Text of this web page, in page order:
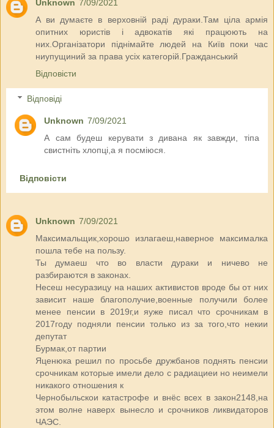
Unknown 7/09/2021
А ви думаєте в верховній раді дураки.Там ціла армія
опитних юристів і адвокатів які працюють на
них.Організатори піднімайте людей на Київ поки час
ниупущиний за права усіх категорій.Гражданський
Відповісти
Відповіді
Unknown 7/09/2021
А сам будеш керувати з дивана як завжди, тіпа
свистніть хлопці,а я посміюся.
Відповісти
Unknown 7/09/2021
Максимальщик,хорошо излагаеш,наверное максималка
пошла тебе на пользу.
Ты думаеш что во власти дураки и ничево не
разбираются в законах.
Несеш несуразицу на наших активистов вроде бы от них
зависит наше благополучие,военные получили более
менее пенсии в 2019г,и яуже писал что срочникам в
2017году подняли пенсии только из за того,что некии
депутат
Бурмак,от партии
Яценюка решил по просьбе дружбанов поднять пенсии
срочникам которые имели дело с радиациеи но неимели
никакого отношения к
Чернобыльскои катастрофе и внёс всех в закон2148,на
этом волне наверх вынесло и срочников ликвидаторов
ЧАЭС.